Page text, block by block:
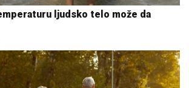
ljudsko telo može da